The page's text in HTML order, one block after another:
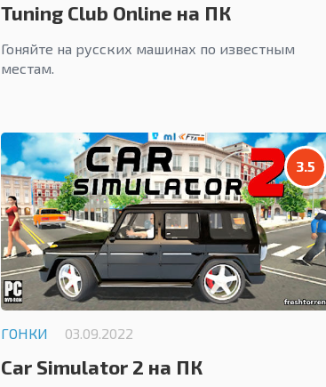
Tuning Club Online на ПК
Гоняйте на русских машинах по известным
местам.
3.5
ГОНКИ 03.09.2022
Car Simulator 2 на ПК